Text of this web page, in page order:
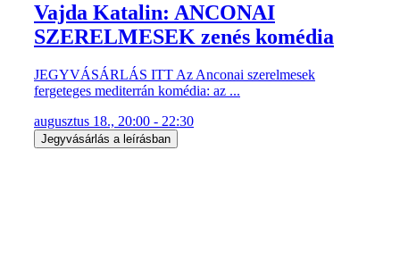
Vajda Katalin: ANCONAI
SZERELMESEK zenés komédia
JEGYVÁSÁRLÁS ITT Az Anconai szerelmesek
fergeteges mediterrán komédia: az ...
augusztus 18., 20:00 - 22:30
Jegyvásárlás a leírásban